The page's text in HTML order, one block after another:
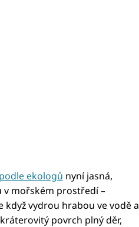
podle ekologů nyní jasná,
v mořském prostředí –
když vydrou hrabou ve vodě a
povrch plný děr,